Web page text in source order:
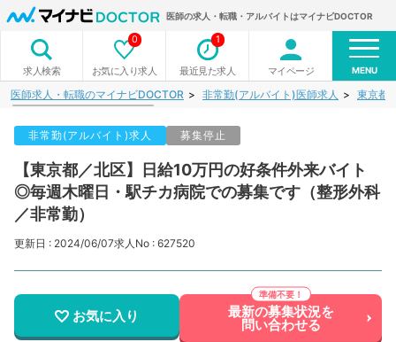
医師の求人・転職・アルバイトはマイナビDOCTOR
求人検索 お気に入り求人
0
最近見た求人
1
マイページ MENU
医師求人・転職のマイナビDOCTOR 非常勤(アルバイト)医師求人 東京都
非常勤(アルバイト)求人 募集停止
【東京都／北区】日給10万円の好条件外来バイト
◎毎週木曜日・駅チカ病院での募集です（整形外科
／非常勤）
更新日 : 2024/06/07求人No : 627520
お気に入り 最新の募集状況を
問い合わせる